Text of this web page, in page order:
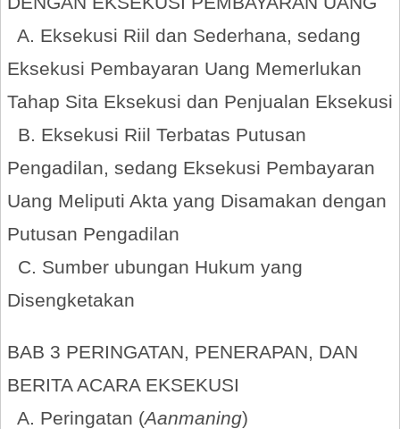
A. Eksekusi Riil dan Sederhana, sedang
Eksekusi Pembayaran Uang Memerlukan
Tahap Sita Eksekusi dan Penjualan Eksekusi
B. Eksekusi Riil Terbatas Putusan
Pengadilan, sedang Eksekusi Pembayaran
Uang Meliputi Akta yang Disamakan dengan
Putusan Pengadilan
C. Sumber ubungan Hukum yang
Disengketakan
BAB 3 PERINGATAN, PENERAPAN, DAN
BERITA ACARA EKSEKUSI
A. Peringatan (Aanmaning)